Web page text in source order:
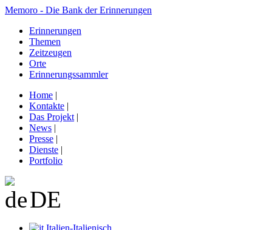
Memoro - Die Bank der Erinnerungen
Erinnerungen
Themen
Zeitzeugen
Orte
Erinnerungssammler
Home |
Kontakte |
Das Projekt |
News |
Presse |
Dienste |
Portfolio
DE
Italien-Italienisch